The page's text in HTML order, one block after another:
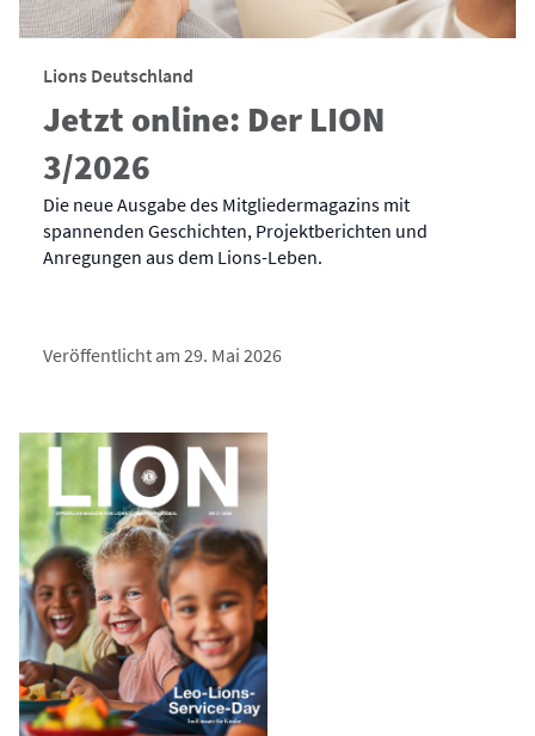
Lions Deutschland
Jetzt online: Der LION
3/2026
Die neue Ausgabe des Mitgliedermagazins mit
spannenden Geschichten, Projektberichten und
Anregungen aus dem Lions-Leben.
Veröffentlicht am 29. Mai 2026